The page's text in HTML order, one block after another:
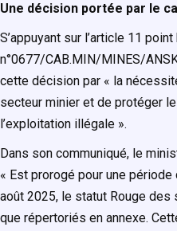
Une décision portée par le
S’appuyant sur l’article 11
n°0677/CAB.MIN/MINES/
cette décision par « la
secteur minier et de protéger
l’exploitation illégale ».
Dans son communiqué, le
« Est prorogé pour une
août 2025, le statut Rouge
que répertoriés en annexe.